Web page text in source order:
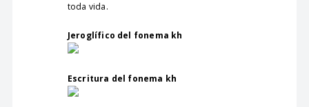
toda vida.
Jeroglífico del fonema kh
Escritura del fonema kh